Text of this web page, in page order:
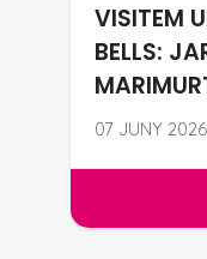
VISITEM
BELLS:
07 JUNY 2026